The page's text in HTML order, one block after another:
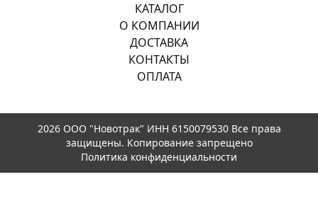
КАТАЛОГ
О КОМПАНИИ
ДОСТАВКА
КОНТАКТЫ
ОПЛАТА
2026 ООО "Новотрак" ИНН 6150079530 Все права
защищены. Копирование запрещено
Политика конфиденциальности